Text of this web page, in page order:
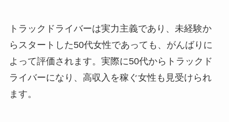
トラックドライバーは実力主義であり、未経験か
らスタートした50代女性であっても、がんばりに
よって評価されます。実際に50代からトラックド
ライバーになり、高収入を稼ぐ女性も見受けられ
ます。